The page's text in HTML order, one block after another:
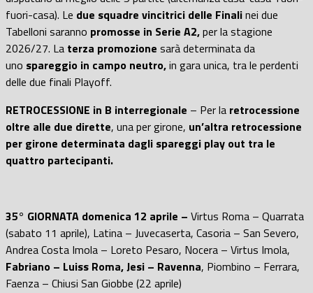
fuori-casa). Le due squadre vincitrici delle Finalinei due
Tabelloni saranno promosse in Serie A2,per la stagione
2026/27. La terza promozione sarà determinata da
uno spareggio in campo neutro,in gara unica, tra le perdenti
delle due finali Playoff.
RETROCESSIONE in B interregionale – Per la retrocessione
oltre alle due dirette, una per girone, un’altra retrocessione
per girone determinata dagli spareggi play out tra le
quattro partecipanti.
35° GIORNATA domenica 12 aprile – Virtus Roma – Quarrata
(sabato 11 aprile), Latina – Juvecaserta, Casoria – San Severo,
Andrea Costa Imola – Loreto Pesaro, Nocera – Virtus Imola,
Fabriano – Luiss Roma, Jesi – Ravenna, Piombino – Ferrara,
Faenza – Chiusi San Giobbe (22 aprile)